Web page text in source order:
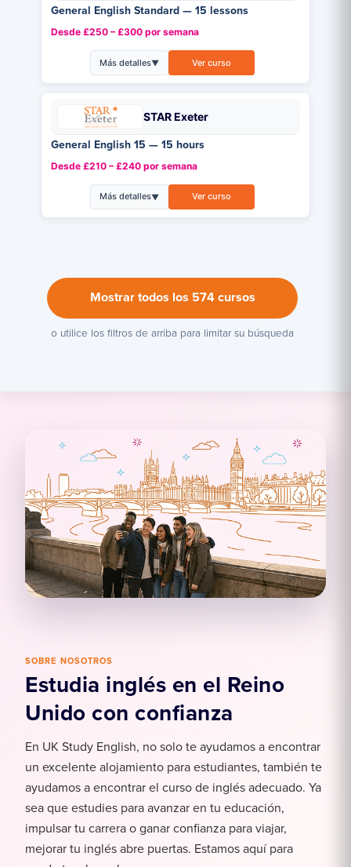
General English Standard — 15 lessons
Desde £250 – £300 por semana
Más detalles▼ Ver curso
STAR Exeter
General English 15 — 15 hours
Desde £210 – £240 por semana
Más detalles▼ Ver curso
Mostrar todos los 574 cursos
o utilice los filtros de arriba para limitar su búsqueda
SOBRE NOSOTROS
Estudia inglés en el Reino
Unido con confianza
En UK Study English, no solo te ayudamos a encontrar
un excelente alojamiento para estudiantes, también te
ayudamos a encontrar el curso de inglés adecuado. Ya
sea que estudies para avanzar en tu educación,
impulsar tu carrera o ganar confianza para viajar,
mejorar tu inglés abre puertas. Estamos aquí para